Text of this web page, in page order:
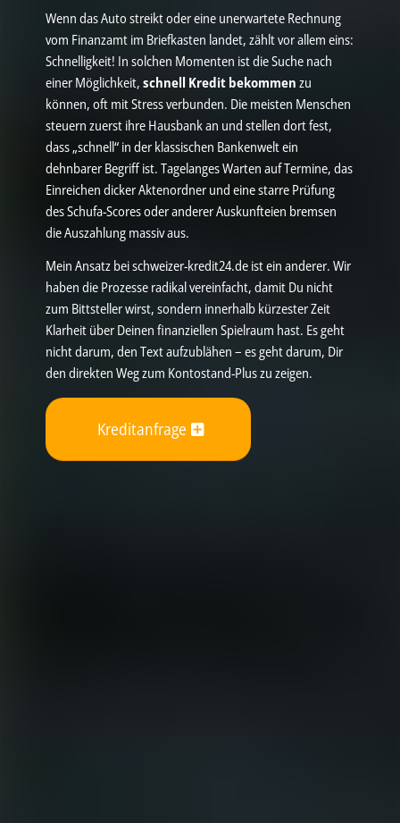
Wenn das Auto streikt oder eine unerwartete Rechnung
vom Finanzamt im Briefkasten landet, zählt vor allem eins:
Schnelligkeit! In solchen Momenten ist die Suche nach
einer Möglichkeit, schnell Kredit bekommen zu
können, oft mit Stress verbunden. Die meisten Menschen
steuern zuerst ihre Hausbank an und stellen dort fest,
dass „schnell“ in der klassischen Bankenwelt ein
dehnbarer Begriff ist. Tagelanges Warten auf Termine, das
Einreichen dicker Aktenordner und eine starre Prüfung
des Schufa-Scores oder anderer Auskunfteien bremsen
die Auszahlung massiv aus.
Mein Ansatz bei schweizer-kredit24.de ist ein anderer. Wir
haben die Prozesse radikal vereinfacht, damit Du nicht
zum Bittsteller wirst, sondern innerhalb kürzester Zeit
Klarheit über Deinen finanziellen Spielraum hast. Es geht
nicht darum, den Text aufzublähen – es geht darum, Dir
den direkten Weg zum Kontostand-Plus zu zeigen.
Kreditanfrage